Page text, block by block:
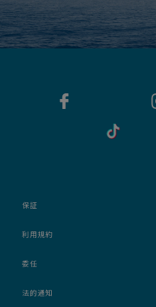
保証
利用規約
委任
法的通知